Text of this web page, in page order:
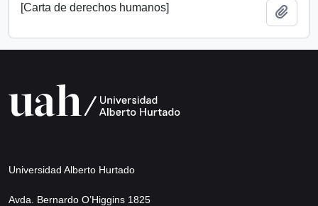
[Carta de derechos humanos]
Universidad Alberto Hurtado
Avda. Bernardo O’Higgins 1825